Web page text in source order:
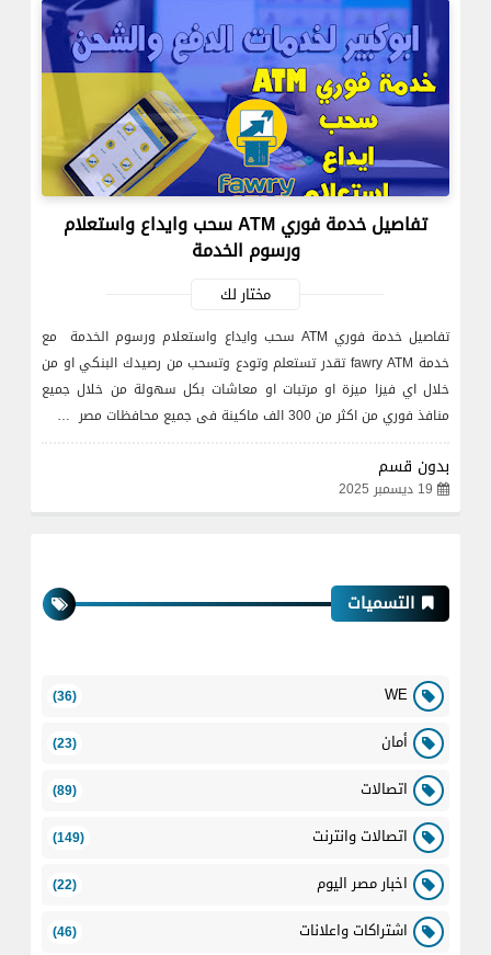
تفاصيل خدمة فوري ATM سحب وايداع واستعلام
ورسوم الخدمة
مختار لك
تفاصيل خدمة فوري ATM سحب وايداع واستعلام ورسوم الخدمة مع
خدمة fawry ATM تقدر تستعلم وتودع وتسحب من رصيدك البنكي او من
خلال اي فيزا ميزة او مرتبات او معاشات بكل سهولة من خلال جميع
منافذ فوري من اكثر من 300 الف ماكينة فى جميع محافظات مصر …
بدون قسم
19 ديسمبر 2025
التسميات
WE
(36)
أمان (23)
اتصالات (89)
اتصالات وانترنت (149)
اخبار مصر اليوم (22)
اشتراكات واعلانات (46)